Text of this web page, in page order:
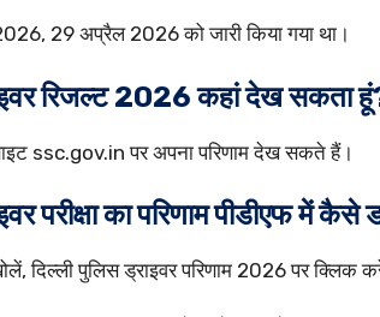
2026, 29 अप्रैल 2026 को जारी किया गया था।
रिजल्ट 2026 कहां देख सकता
ssc.gov.in पर अपना परिणाम देख सकते हैं।
परीक्षा का परिणाम पीडीएफ में
दिल्ली पुलिस ड्राइवर परिणाम 2026 पर क्लिक